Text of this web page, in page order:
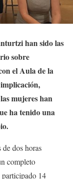
han sido las
sobre
el Aula de la
mujeres han
ha tenido una
de dos horas
completo
14